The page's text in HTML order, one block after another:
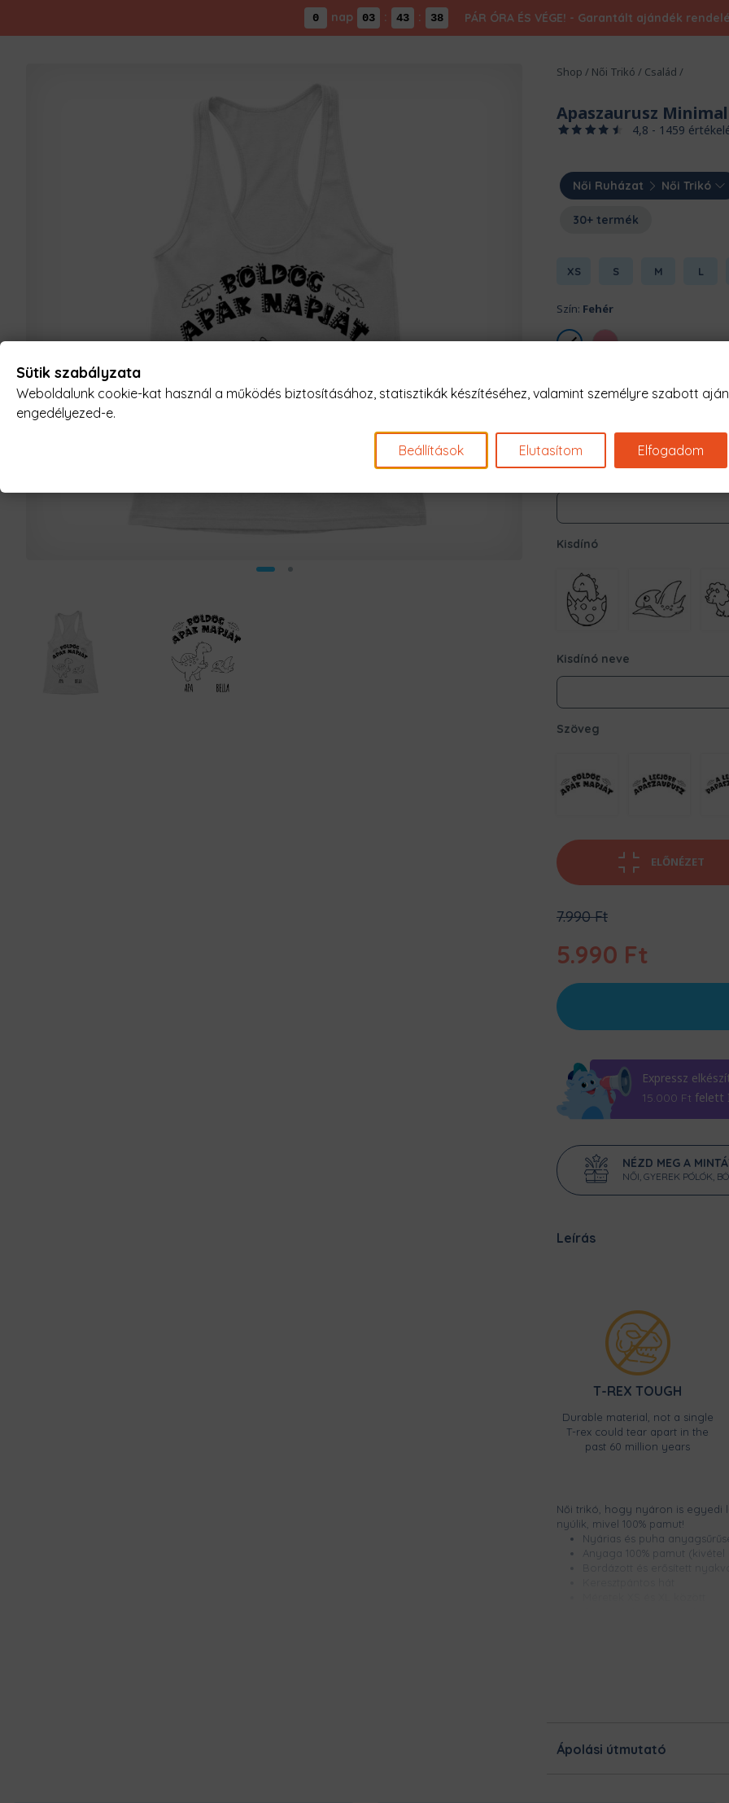
0 nap 03 : 43 : 37 PÁR ÓRA ÉS VÉGE! - Garantált ajándék
Shop / Női Trikó / Család /
Apaszaurusz
4,8 - 1459
Női Ruházat Női Trikó
30+ termék
XS S M L
Szín: Fehér
Kisdínó
Kisdínó neve
Szöveg
ELŐNÉZET
7.990FtOriginal
was:
7.990 Ft.
5.990 Ft
Current
price
is:
5.990 Ft.
Expressz
15.000 Ft felett
NÉZD MEG A
NŐI, GYEREK PÓLÓK,
Leírás
T-REX TOUGH
Durable material, not a single
T-rex could tear apart in the
past 60 million years
Női trikó, hogy nyáron is egyedi
nyúlik, mivel 100% pamut!
Nyárias és puha
Anyaga 100% pamut (kivétel
Ezt a terméket a
legnagyobb
dolgoznak, hogy minél
Ápolási útmutató
Sütik szabályzata
Weboldalunk cookie-kat használ a működés biztosításához, statisztikák készítéséhez, valamint személyre szabott
engedélyezed-e.
Beállítások Elutasítom Elfogadom